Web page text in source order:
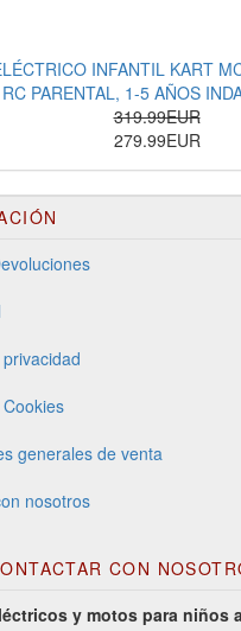
INFANTIL KART
PARENTAL, 1-5 AÑOS
319.99EUR
279.99EUR
generales de venta
nosotros
CON
y motos para niños